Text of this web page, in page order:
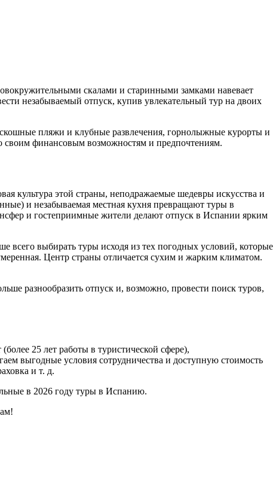
скалами и старинными замками навевает
незабываемый отпуск, купив увлекательный тур на двоих
пляжи и клубные развлечения, горнолыжные курорты и
своим финансовым возможностям и предпочтениям.
культура этой страны, неподражаемые шедевры искусства и
и незабываемая местная кухня превращают туры в
и гостеприимные жители делают отпуск в Испании ярким
всего выбирать туры исходя из тех погодных условий, которые
Центр страны отличается сухим и жарким климатом.
разнообразить отпуск и, возможно, провести поиск туров,
25 лет работы в туристической сфере),
выгодные условия сотрудничества и доступную стоимость
и т. д.
в 2026 году туры в Испанию.